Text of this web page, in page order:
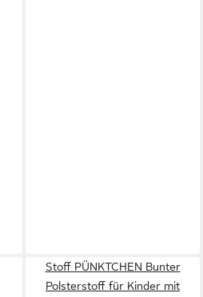
Stoff PÜNKTCHEN Bunter
Polsterstoff für Kinder mit